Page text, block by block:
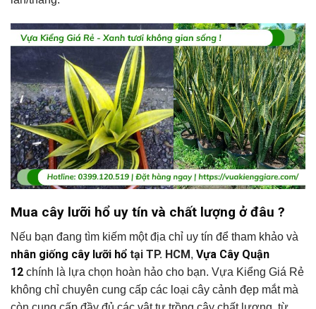
Mua cây lưỡi hổ uy tín và chất lượng ở đâu ?
Nếu bạn đang tìm kiếm một địa chỉ uy tín để tham khảo và
nhân giống cây lưỡi hổ tại TP. HCM, Vựa Cây Quận
12 chính là lựa chọn hoàn hảo cho bạn. Vựa Kiểng Giá Rẻ
không chỉ chuyên cung cấp các loại cây cảnh đẹp mắt mà